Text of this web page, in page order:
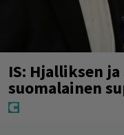
IS: Hjalliksen
suomalainen